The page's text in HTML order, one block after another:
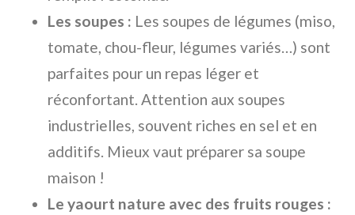
Les soupes : Les soupes de légumes (miso,
tomate, chou-fleur, légumes variés…) sont
parfaites pour un repas léger et
réconfortant. Attention aux soupes
industrielles, souvent riches en sel et en
additifs. Mieux vaut préparer sa soupe
maison !
Le yaourt nature avec des fruits rouges :